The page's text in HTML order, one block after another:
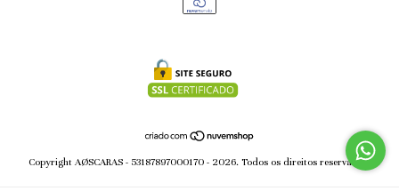
Copyright AØSCARAS - 53187897000170 - 2026. Todos os direitos reservados.